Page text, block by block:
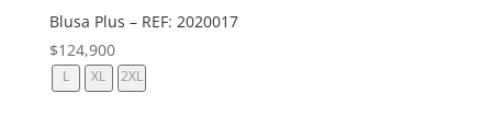
Blusa Plus – REF: 2020017
$124,900
L XL 2XL